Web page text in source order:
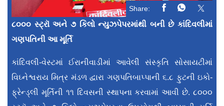
Share:
૮૦૦૦ સ્ટ્રૉ અને ૭ કિલો ન્યુઝપેપરમાંથી બની છે કાંદિવલીમાં
ગણપતિની આ મૂર્તિ
કાંદિવલી-વેસ્ટમાં ઈરાનીવાડીમાં આવેલી સંસ્કૃતિ સોસાયટીમાં
વિઘ્નેશ્વરાય મિત્ર મંડળ દ્વારા ગણપતિબાપ્પાની ૬.૮ ફુટની ઇકો-
ફ્રેન્ડ્લી મૂર્તિની ૧૧ દિવસની સ્થાપના કરવામાં આવી છે. ૮૦૦૦